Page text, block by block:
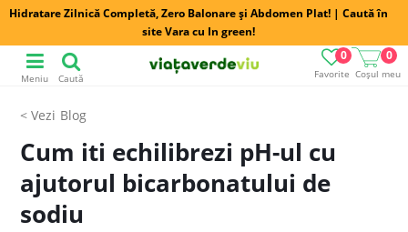
Hidratare Zilnică Completă, Zero Balonare și Abdomen Plat! | Caută în
site Vara cu In green!
Favorite
0
Coșul meu
0
Meniu Caută
Blog
Cum iti echilibrezi pH-ul cu
ajutorul bicarbonatului de
sodiu